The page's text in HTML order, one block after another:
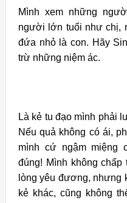
Mình xem những
người lớn tuổi như chị,
đứa nhỏ là con. Hãy
trừ những niệm ác.
Là kẻ tu đạo mình phải
Nếu quả không có ái,
mình cứ ngậm miệng
đúng! Mình không
lòng yêu đương, nhưng
kẻ khác, cũng không